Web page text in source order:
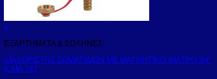
+
ΕΞΑΡΤΗΜΑΤΑ & ΣΩΛΗΝΕΣ
ΔΙΑΧΩΡΙΣΤΗΣ ΣΩΜΑΤΙΔΙΩΝ ΜΕ ΜΑΓΝΗΤΙΚΟ ΦΙΛΤΡΟ 3/4”
ICMA 747